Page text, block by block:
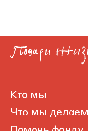
Кто мы
Что мы делаем